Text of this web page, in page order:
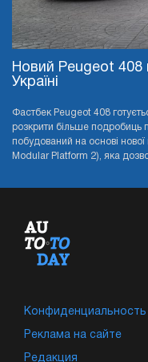
Новий Peugeot 408
Україні
Фастбек Peugeot 408
розкрити більше подробиць
побудований на основі
Modular Platform 2), яка
Конфиденциальность
Реклама на сайте
Редакция